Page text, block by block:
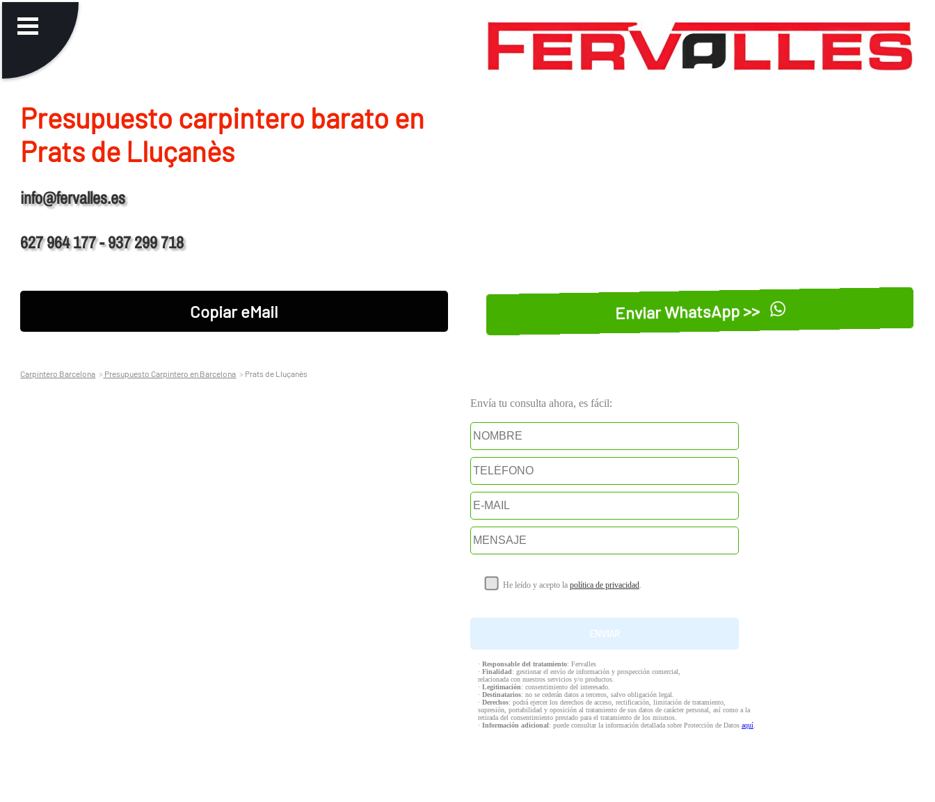
Presupuesto carpintero barato en
Prats de Lluçanès
info@fervalles.es
627 964 177 - 937 299 718
Copiar eMail Enviar WhatsApp >>
Carpintero Barcelona Presupuesto Carpintero en Barcelona Prats de Lluçanès
Envía tu consulta ahora, es fácil:
He leído y acepto la política de privacidad.
· Responsable del tratamiento: Fervalles
· Finalidad: gestionar el envío de información y prospección comercial,
relacionada con nuestros servicios y/o productos.
· Legitimación: consentimiento del interesado.
· Destinatarios: no se cederán datos a terceros, salvo obligación legal.
· Derechos: podrá ejercer los derechos de acceso, rectificación, limitación de tratamiento,
supresión, portabilidad y oposición al tratamiento de sus datos de carácter personal, así como a la
retirada del consentimiento prestado para el tratamiento de los mismos.
· Información adicional: puede consultar la información detallada sobre Protección de Datos aquí.